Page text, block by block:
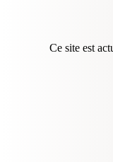
Ce site est